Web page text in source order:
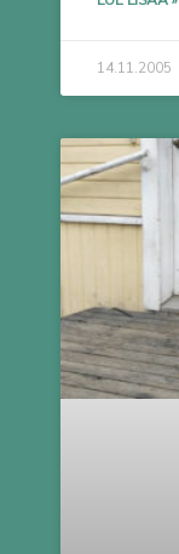
14.11.2005